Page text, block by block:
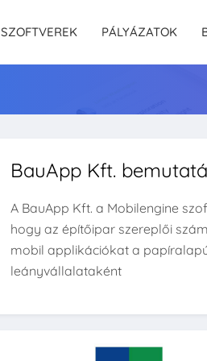
SZOFTVEREK PÁLYÁZATOK
BauApp Kft.
A BauApp Kft. a Mobilengine
hogy az építőipar szereplői
mobil applikációkat a
leányvállalataként